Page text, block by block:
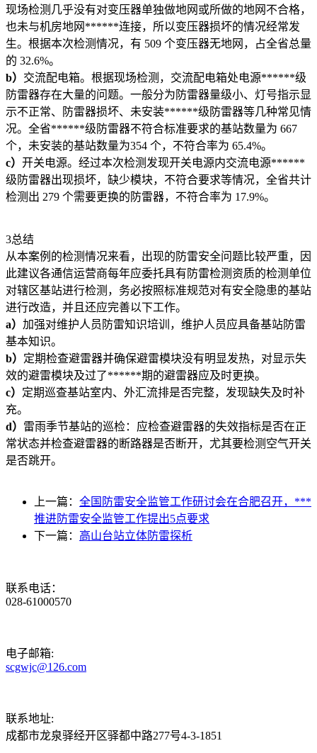
现场检测几乎没有对变压器单独做地网或所做的地网不合格，
也未与机房地网******连接，所以变压器损坏的情况经常发
生。根据本次检测情况，有 509 个变压器无地网，占全省总量
的 32.6%。
b） 交流配电箱。根据现场检测，交流配电箱处电源******级
防雷器存在大量的问题。一般分为防雷器量级小、灯号指示显
示不正常、防雷器损坏、未安装******级防雷器等几种常见情
况。全省******级防雷器不符合标准要求的基站数量为 667
个，未安装的基站数量为354 个，不符合率为 65.4%。
c） 开关电源。经过本次检测发现开关电源内交流电源******
级防雷器出现损坏，缺少模块，不符合要求等情况，全省共计
检测出 279 个需要更换的防雷器，不符合率为 17.9%。
3总结
从本案例的检测情况来看，出现的防雷安全问题比较严重，因
此建议各通信运营商每年应委托具有防雷检测资质的检测单位
对辖区基站进行检测，务必按照标准规范对有安全隐患的基站
进行改造，并且还应完善以下工作。
a） 加强对维护人员防雷知识培训，维护人员应具备基站防雷
基本知识。
b） 定期检查避雷器并确保避雷模块没有明显发热，对显示失
效的避雷模块及过了******期的避雷器应及时更换。
c） 定期巡查基站室内、外汇流排是否完整，发现缺失及时补
充。
d） 雷雨季节基站的巡检：应检查避雷器的失效指标是否在正
常状态并检查避雷器的断路器是否断开，尤其要检测空气开关
是否跳开。
上一篇： 全国防雷安全监管工作研讨会在合肥召开，***
推进防雷安全监管工作提出5点要求
下一篇： 高山台站立体防雷探析
联系电话：
028-61000570
电子邮箱:
scgwjc@126.com
联系地址:
成都市龙泉驿经开区驿都中路277号4-3-1851